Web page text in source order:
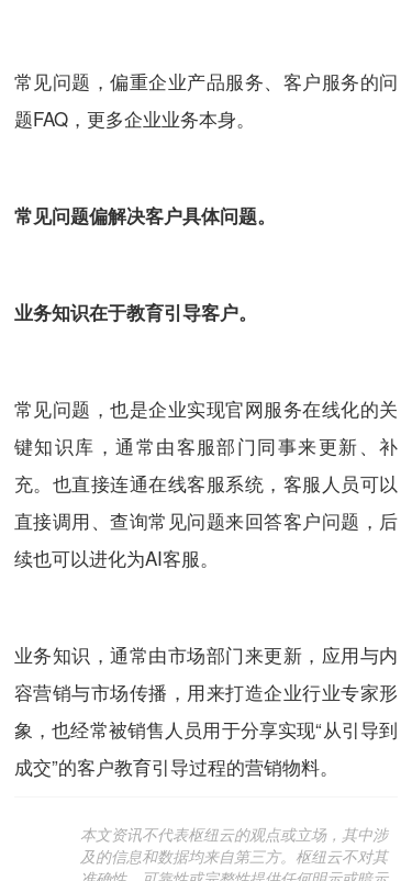
常见问题，偏重企业产品服务、客户服务的问
题FAQ，更多企业业务本身。
常见问题偏解决客户具体问题。
业务知识在于教育引导客户。
常见问题，也是企业实现官网服务在线化的关
键知识库，通常由客服部门同事来更新、补
充。也直接连通在线客服系统，客服人员可以
直接调用、查询常见问题来回答客户问题，后
续也可以进化为AI客服。
业务知识，通常由市场部门来更新，应用与内
容营销与市场传播，用来打造企业行业专家形
象，也经常被销售人员用于分享实现“从引导到
成交”的客户教育引导过程的营销物料。
本文资讯不代表枢纽云的观点或立场，其中涉
及的信息和数据均来自第三方。枢纽云不对其